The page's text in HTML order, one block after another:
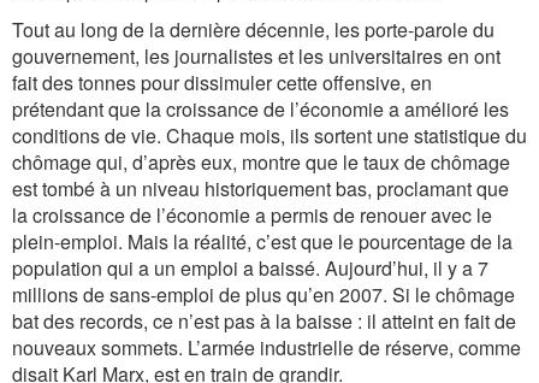
Tout au long de la dernière décennie, les porte-parole du
gouvernement, les journalistes et les universitaires en ont
fait des tonnes pour dissimuler cette offensive, en
prétendant que la croissance de l’économie a amélioré les
conditions de vie. Chaque mois, ils sortent une statistique du
chômage qui, d’après eux, montre que le taux de chômage
est tombé à un niveau historiquement bas, proclamant que
la croissance de l’économie a permis de renouer avec le
plein-emploi. Mais la réalité, c’est que le pourcentage de la
population qui a un emploi a baissé. Aujourd’hui, il y a 7
millions de sans-emploi de plus qu’en 2007. Si le chômage
bat des records, ce n’est pas à la baisse : il atteint en fait de
nouveaux sommets. L’armée industrielle de réserve, comme
disait Karl Marx, est en train de grandir.